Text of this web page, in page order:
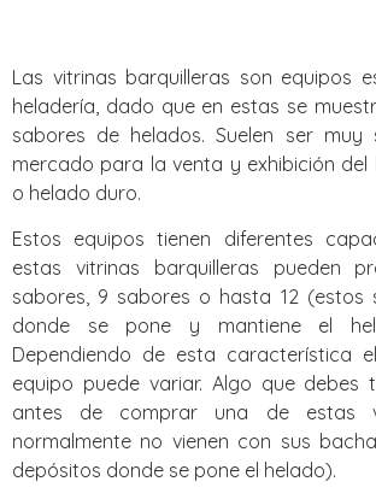
Las vitrinas barquilleras son equipos
heladería, dado que en estas se
sabores de helados. Suelen ser muy
mercado para la venta y exhibición del
o helado duro.
Estos equipos tienen diferentes
estas vitrinas barquilleras pueden
sabores, 9 sabores o hasta 12 (estos
donde se pone y mantiene el
Dependiendo de esta característica
equipo puede variar. Algo que debes
antes de comprar una de estas
normalmente no vienen con sus
depósitos donde se pone el helado).